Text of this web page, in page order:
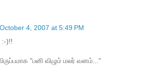
October 4, 2007 at 5:49 PM
:-)!!
"பனி விழும் மலர் வனம்..."